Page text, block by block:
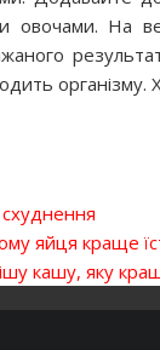
овочами. На
організму.
яйця краще
кашу, яку